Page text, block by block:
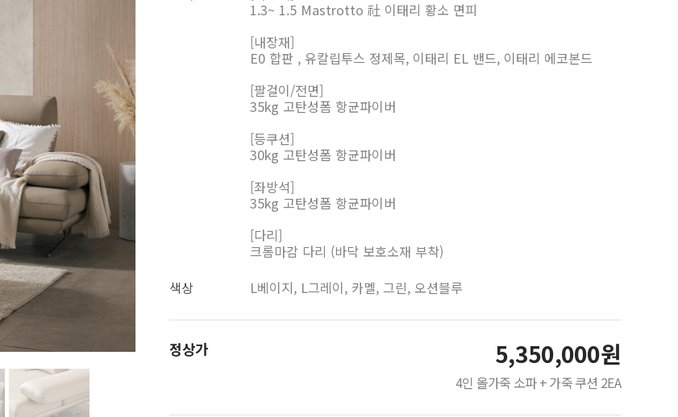
1.3~ 1.5 Mastrotto 社 이태리 황소 면피
[내장재]
E0 합판 , 유칼립투스 정제목, 이태리 EL 밴드, 이태리 에코본드
[팔걸이/전면]
35kg 고탄성폼 항균파이버
[등쿠션]
30kg 고탄성폼 항균파이버
[좌방석]
35kg 고탄성폼 항균파이버
[다리]
크롬마감 다리 (바닥 보호소재 부착)
색상
L베이지, L그레이, 카멜, 그린, 오션블루
정상가 5,350,000원
4인 올가죽 소파 + 가죽 쿠션 2EA